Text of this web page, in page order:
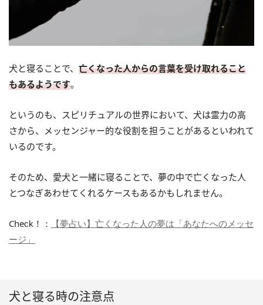
犬と寝ることで、 亡くなった人からの言葉を受け取れること
もあるようです。
というのも、スピリチュアルの世界において、犬は霊力の高
さから、メッセンジャー的な役割を担うことがあるといわれて
いるのです。
そのため、愛犬と一緒に寝ることで、夢の中で亡くなった人
とつなぎあわせてくれるケースもあるかもしれません。
Check！：
【夢占い】亡くなった人の夢は「あなたへのメッセ
ージ」
犬と寝る時の注意点